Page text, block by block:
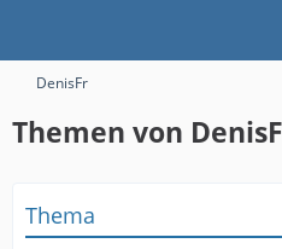
DenisFr
Themen von
Thema